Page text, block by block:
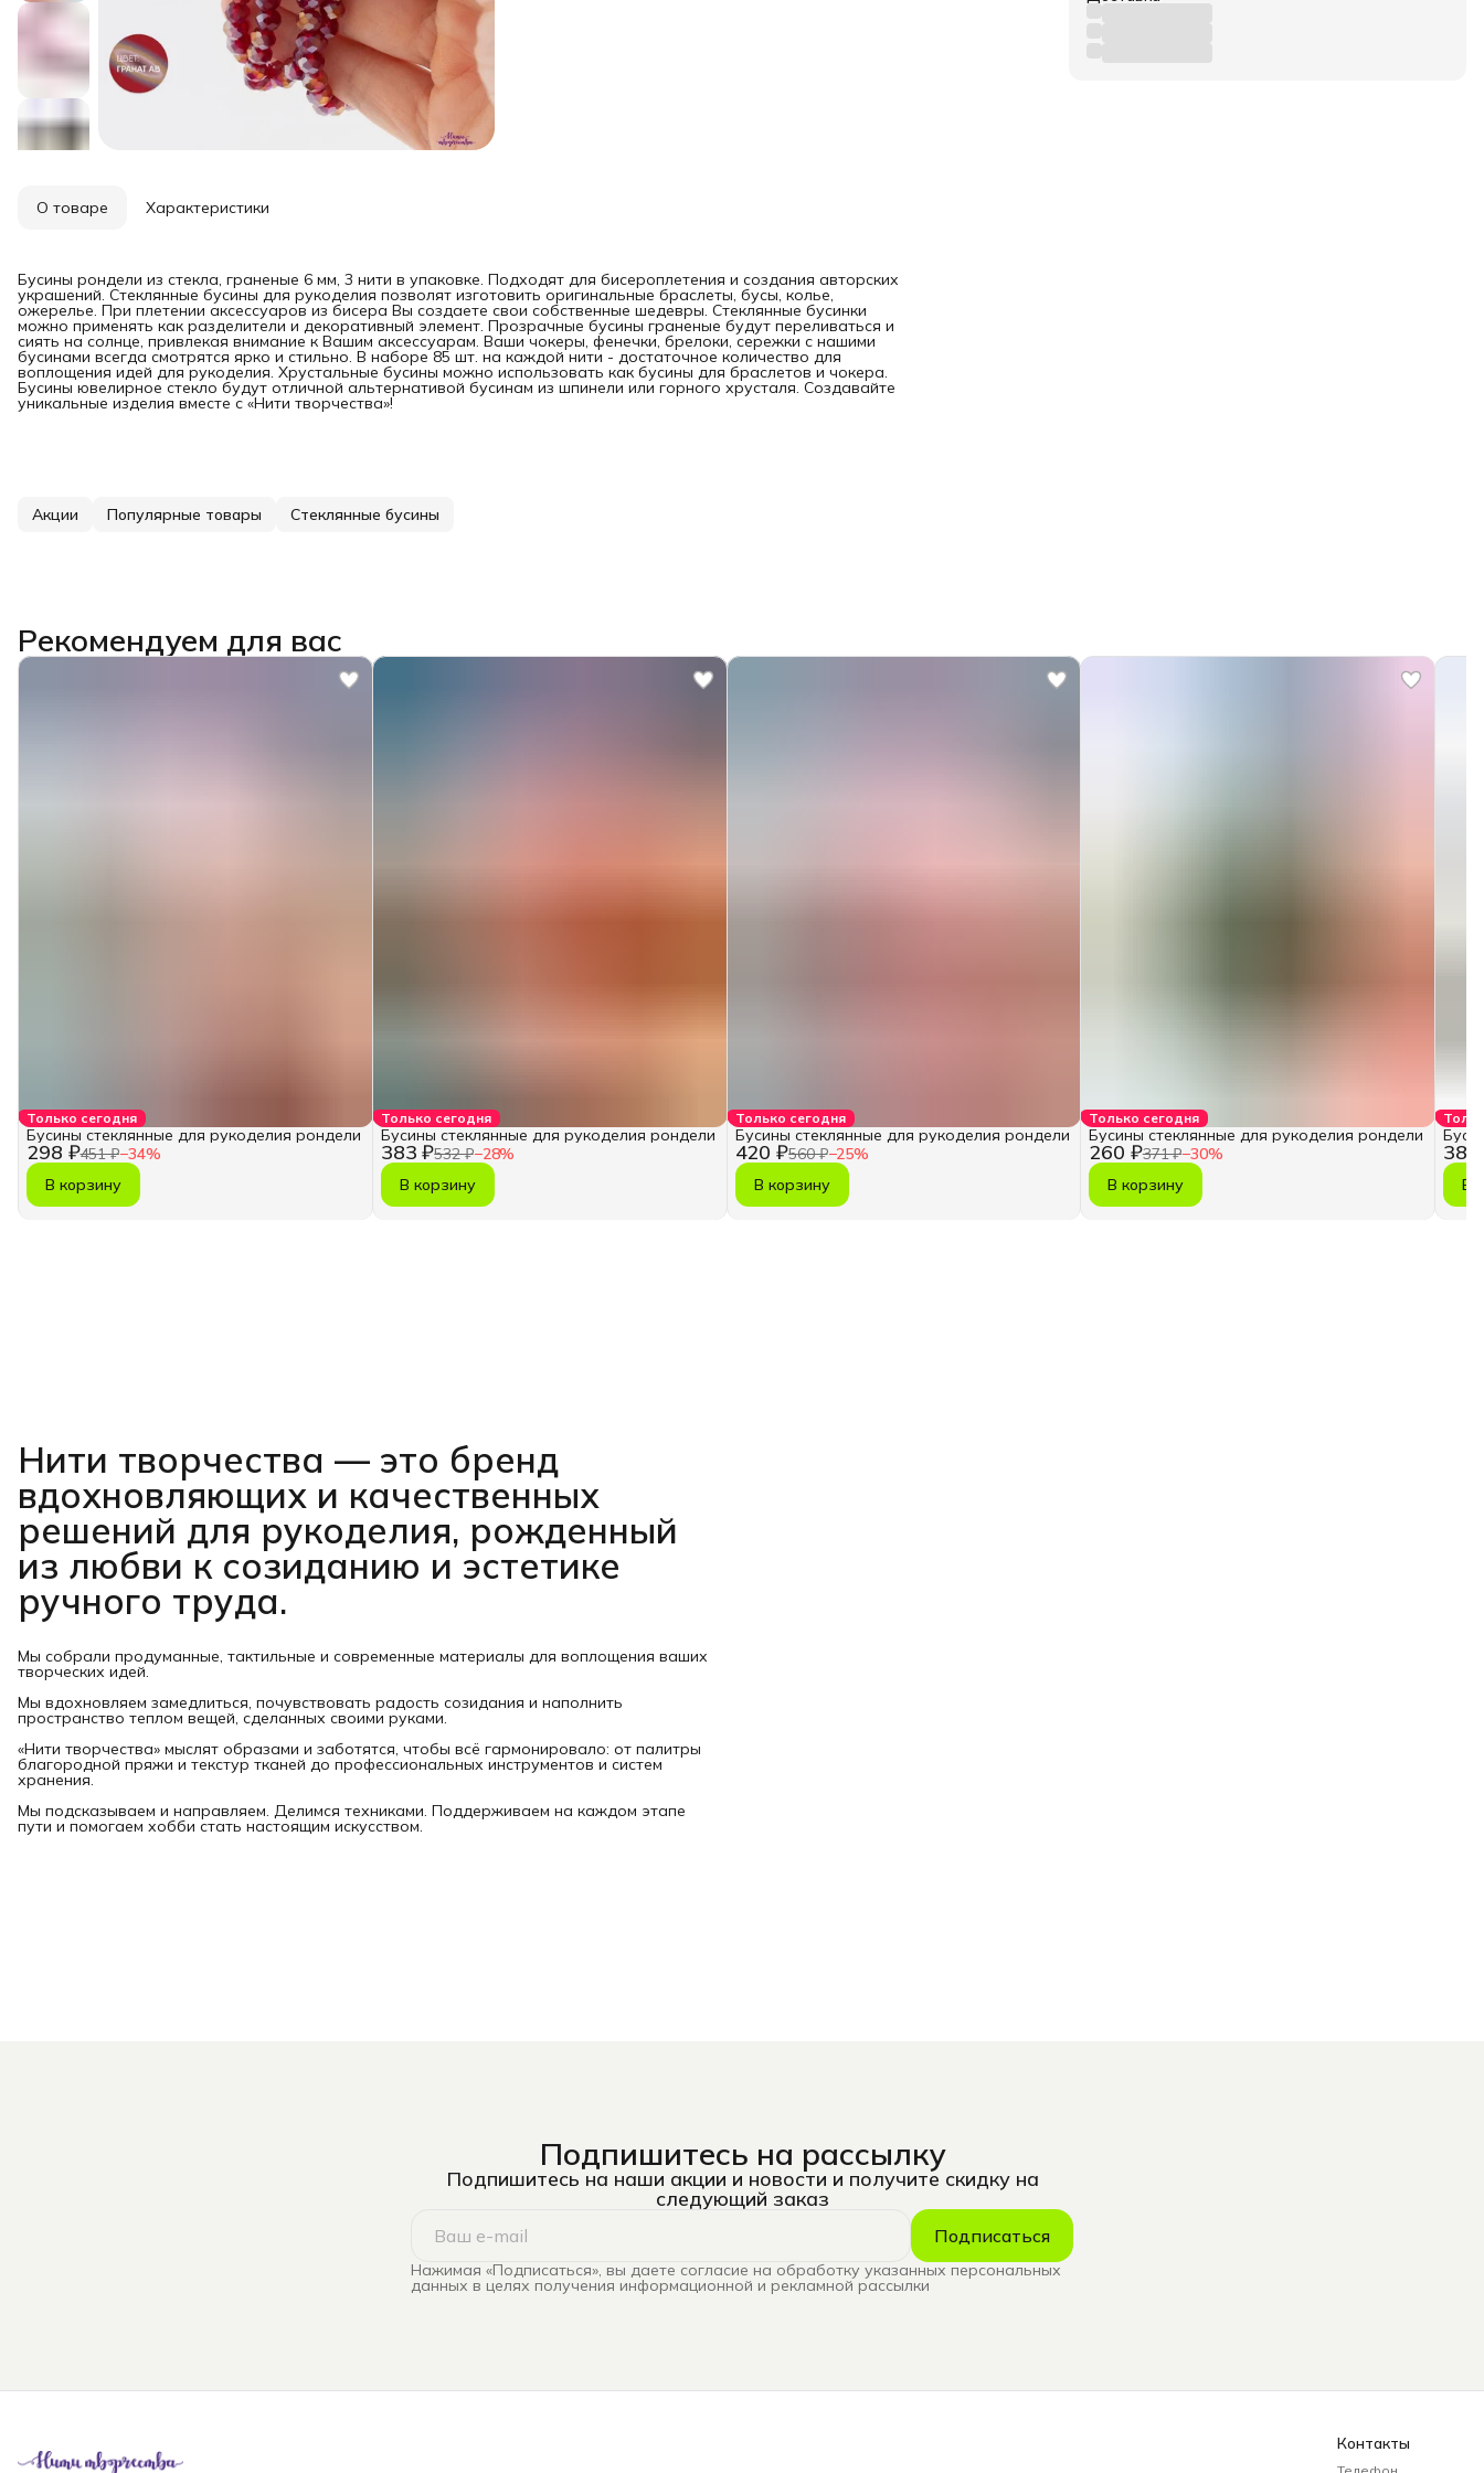
О товаре Характеристики
Бусины рондели из стекла, граненые 6 мм, 3 нити в упаковке. Подходят для бисероплетения и создания авторских
украшений. Стеклянные бусины для рукоделия позволят изготовить оригинальные браслеты, бусы, колье,
ожерелье. При плетении аксессуаров из бисера Вы создаете свои собственные шедевры. Стеклянные бусинки
можно применять как разделители и декоративный элемент. Прозрачные бусины граненые будут переливаться и
сиять на солнце, привлекая внимание к Вашим аксессуарам. Ваши чокеры, фенечки, брелоки, сережки с нашими
бусинами всегда смотрятся ярко и стильно. В наборе 85 шт. на каждой нити - достаточное количество для
воплощения идей для рукоделия. Хрустальные бусины можно использовать как бусины для браслетов и чокера.
Бусины ювелирное стекло будут отличной альтернативой бусинам из шпинели или горного хрусталя. Создавайте
уникальные изделия вместе с «Нити творчества»!
Акции Популярные товары Стеклянные бусины
Рекомендуем для вас
Только сегодня
298 ₽451 ₽−34%
Бусины стеклянные для рукоделия рондели
В корзину
Только сегодня
383 ₽532 ₽−28%
Бусины стеклянные для рукоделия рондели
В корзину
Только сегодня
420 ₽560 ₽−25%
Бусины стеклянные для рукоделия рондели
В корзину
Только сегодня
260 ₽371 ₽−30%
Бусины стеклянные для рукоделия рондели
В корзину
385
В
Нити творчества — это бренд
вдохновляющих и качественных
решений для рукоделия, рожденный
из любви к созиданию и эстетике
ручного труда.
Мы собрали продуманные, тактильные и современные материалы для воплощения ваших
творческих идей.
Мы вдохновляем замедлиться, почувствовать радость созидания и наполнить
пространство теплом вещей, сделанных своими руками.
«Нити творчества» мыслят образами и заботятся, чтобы всё гармонировало: от палитры
благородной пряжи и текстур тканей до профессиональных инструментов и систем
хранения.
Мы подсказываем и направляем. Делимся техниками. Поддерживаем на каждом этапе
пути и помогаем хобби стать настоящим искусством.
Подпишитесь на рассылку
Подпишитесь на наши акции и новости и получите скидку на
следующий заказ
Подписаться
Нажимая «Подписаться», вы даете согласие на обработку указанных персональных
данных в целях получения информационной и рекламной рассылки
Контакты